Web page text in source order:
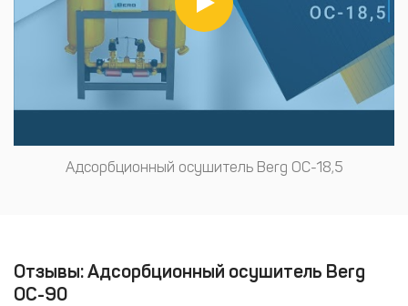
Адсорбционный осушитель Berg ОС-18,5
Отзывы: Адсорбционный осушитель Berg
ОС-90